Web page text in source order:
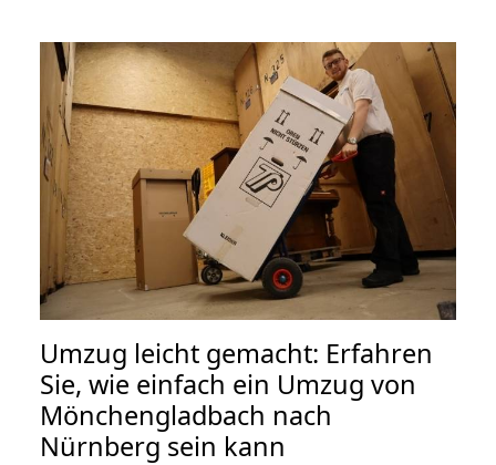
Umzug leicht gemacht: Erfahren
Sie, wie einfach ein Umzug von
Mönchengladbach nach
Nürnberg sein kann